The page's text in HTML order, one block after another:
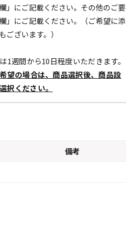
」にご記載ください。その他のご要
」にご記載ください。（ご希望に添
ございます。）
1週間から10日程度いただきます。
望の場合は、商品選択後、商品設
択ください。
備考